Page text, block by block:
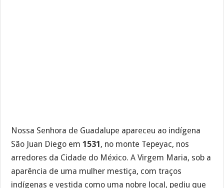
Nossa Senhora de Guadalupe apareceu ao indígena
São Juan Diego em1531 , no monte Tepeyac, nos
arredores da Cidade do México. A Virgem Maria, sob a
aparência de uma mulher mestiça, com traços
indígenas e vestida como uma nobre local, pediu que